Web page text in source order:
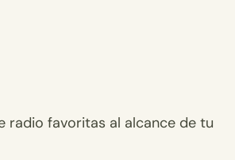
radio favoritas al alcance de tu